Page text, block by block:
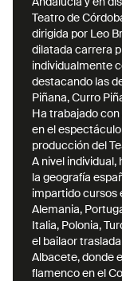
Teatro de
dirigida por Leo
dilatada carrera
individualmente
destacando las
Piñana, Curro
Ha trabajado
en el espectáculo
producción del
A nivel individual,
la geografía
impartido cursos
Alemania,
Italia, Polonia,
el bailaor
Albacete, donde
flamenco en el